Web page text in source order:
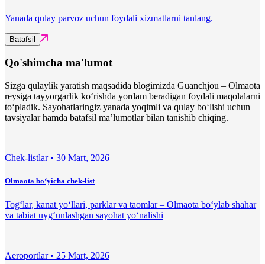
Yanada qulay parvoz uchun foydali xizmatlarni tanlang.
Batafsil
Qo'shimcha ma'lumot
Sizga qulaylik yaratish maqsadida blogimizda Guanchjou – Olmaota
reysiga tayyorgarlik ko‘rishda yordam beradigan foydali maqolalarni
to‘pladik. Sayohatlaringiz yanada yoqimli va qulay bo‘lishi uchun
tavsiyalar hamda batafsil ma’lumotlar bilan tanishib chiqing.
Chek-listlar • 30 Mart, 2026
Olmaota bo‘yicha chek-list
Tog‘lar, kanat yo‘llari, parklar va taomlar – Olmaota bo‘ylab shahar
va tabiat uyg‘unlashgan sayohat yo‘nalishi
Aeroportlar • 25 Mart, 2026